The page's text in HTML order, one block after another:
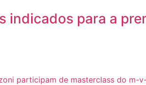
indicados para a